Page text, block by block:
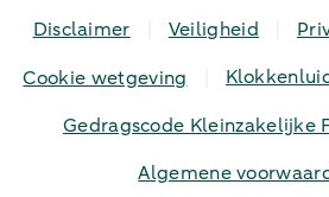
Disclaimer Veiligheid
Cookie wetgeving
Gedragscode Kleinzakelijke
Algemene